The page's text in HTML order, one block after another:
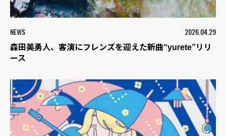
NEWS 2026.04.29
森田美勇人、客演にフレンズを迎えた新曲“yurete”リリ
ース